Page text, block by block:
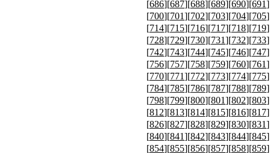
[686][687][688][689][690][691
[700][701][702][703][704][705
[714][715][716][717][718][719
[728][729][730][731][732][733
[742][743][744][745][746][747
[756][757][758][759][760][761
[770][771][772][773][774][775
[784][785][786][787][788][789
[798][799][800][801][802][803
[812][813][814][815][816][817
[826][827][828][829][830][831
[840][841][842][843][844][845
[854][855][856][857][858][859